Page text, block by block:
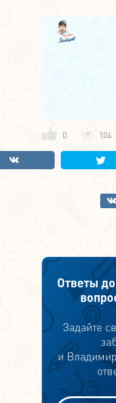
0 104
Ответы
Задайте
и